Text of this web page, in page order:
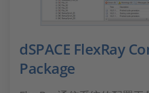
dSPACE FlexRay
Package